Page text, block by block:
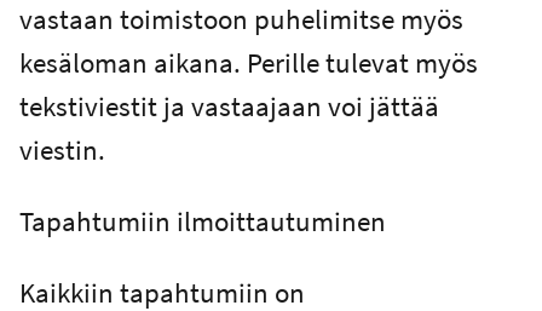
vastaan toimistoon puhelimitse myös
kesäloman aikana. Perille tulevat myös
tekstiviestit ja vastaajaan voi jättää
viestin.
Tapahtumiin ilmoittautuminen
Kaikkiin tapahtumiin on